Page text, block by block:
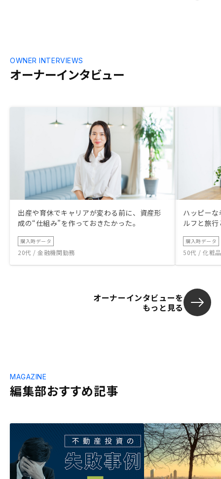
オーナーインタビュー
OWNER INTERVIEWS
出産や育休でキャリアが変わる前に、資産形
成の“仕組み”を作っておきたかった。
購入時データ
20代 / 金融機関勤務
ハッピー
ルフと旅
購入時データ
50代 / 化粧
オーナーインタビューを
もっと見る
編集部おすすめ記事
MAGAZINE